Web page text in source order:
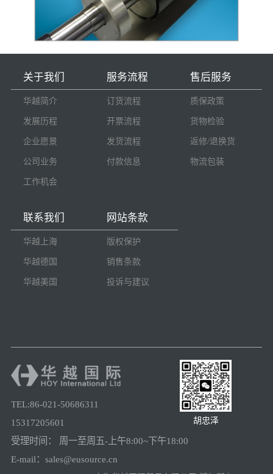
关于我们
华越简介
发展历程
企业愿景
公司业务
工作机会
服务流程
订货流程
开票流程
发货流程
付款信息
售后服务
质保政策
货物检验
返修/退换货
物流包装
联系我们
华越上海
华越德国
华越美国
网站条款
版权保护
销售条款
投诉与建议
TEL:86-021-50686311
15317205601
受理时间： 周一至周五-上午8:00~下午18:00
E-mail：sales@eusource.cn
胡忠泽